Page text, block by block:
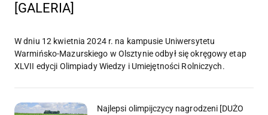
[GALERIA]
W dniu 12 kwietnia 2024 r. na kampusie Uniwersytetu
Warmińsko-Mazurskiego w Olsztynie odbył się okręgowy etap
XLVII edycji Olimpiady Wiedzy i Umiejętności Rolniczych.
Najlepsi olimpijczycy nagrodzeni [DUŻO